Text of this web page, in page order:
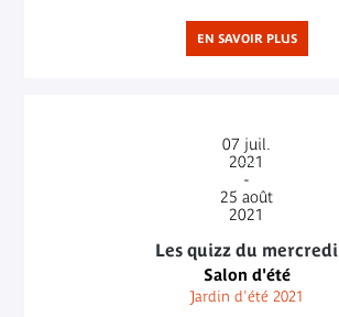
EN SAVOIR PLUS
07 juil.
2021
-
25 août
2021
Les quizz du mercredi
Salon d'été
Jardin d'été 2021